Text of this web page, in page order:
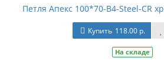
Петля Апекс 100*70-В4-Steel-СR
Купить 118.00 р.
На складе